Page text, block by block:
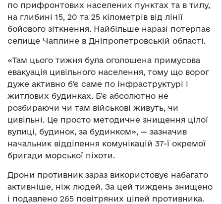
по прифронтових населених пунктах та в тилу,
на глибині 15, 20 та 25 кілометрів від лінії
бойового зіткнення. Найбільше наразі потерпає
селище Чаплине в Дніпропетровській області.
«Там цього тижня була оголошена примусова
евакуація цивільного населення, тому що ворог
дуже активно б’є саме по інфраструктурі і
житлових будинках. Б’є абсолютно не
розбираючи чи там військові живуть, чи
цивільні. Це просто методичне знищення цілої
вулиці, будинок, за будинком», — зазначив
начальник відділення комунікацій 37-ї окремої
бригади морської піхоти.
Дрони противник зараз використовує набагато
активніше, ніж людей. За цей тиждень знищено
і подавлено 265 повітряних цілей противника.